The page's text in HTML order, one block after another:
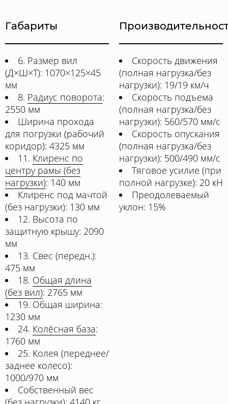
Габариты
6. Размер вил
(Д×Ш×Т): 1070×125×45
мм
8. Радиус поворота:
2550 мм
Ширина прохода
для погрузки (рабочий
коридор): 4325 мм
11. Клиренс по
центру рамы (без
нагрузки): 140 мм
Клиренс под мачтой
(без нагрузки): 130 мм
12. Высота по
защитную крышу: 2090
мм
13. Свес (передн.):
475 мм
18. Общая длина
(без вил): 2765 мм
19. Общая ширина:
1230 мм
24. Колёсная база:
1760 мм
25. Колея (переднее/
заднее колесо):
1000/970 мм
Собственный вес
Скорость движения
(полная нагрузка/без
нагрузки): 19/19 км/ч
Скорость подъема
(полная нагрузка/без
нагрузки): 560/570 мм/с
Скорость опускания
(полная нагрузка/без
нагрузки): 500/490 мм/с
Тяговое усилие (при
полной нагрузке): 20 кН
Преодолеваемый
уклон: 15%